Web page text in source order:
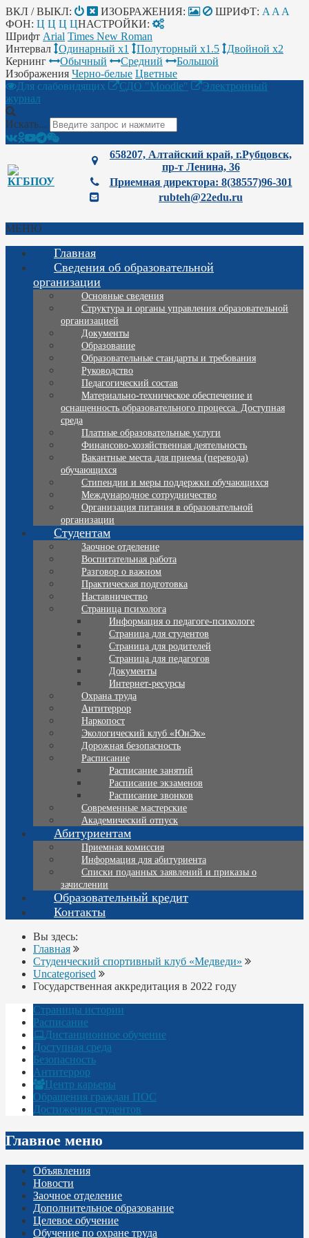
ВКЛ / ВЫКЛ: ИЗОБРАЖЕНИЯ: ШРИФТ: A A A
ФОН: Ц Ц Ц ЦНАСТРОЙКИ:
Шрифт Arial Times New Roman
Интервал
Одинарный х1 Полуторный х1.5
Двойной х2
Кернинг
Обычный Средний
Большой
Изображения Черно-белые Цветные
Для слабовидящих
СДО "Moodle"
Электронный
журнал
Искать...
658207, Алтайский край, г.Рубцовск,
пр-т Ленина, 36
Приемная директора: 8(38557)96-301
rubteh@22edu.ru
МЕНЮ
Главная
Сведения об образовательной
организации
Основные сведения
Структура и органы управления образовательной
организацией
Документы
Образование
Образовательные стандарты и требования
Руководство
Педагогический состав
Материально-техническое обеспечение и
оснащенность образовательного процесса. Доступная
среда
Платные образовательные услуги
Финансово-хозяйственная деятельность
Вакантные места для приема (перевода)
обучающихся
Стипендии и меры поддержки обучающихся
Международное сотрудничество
Организация питания в образовательной
организации
Студентам
Заочное отделение
Воспитательная работа
Разговор о важном
Практическая подготовка
Наставничество
Страница психолога
Информация о педагоге-психологе
Страница для студентов
Страница для родителей
Страница для педагогов
Документы
Интернет-ресурсы
Охрана труда
Антитеррор
Наркопост
Экологический клуб «ЮнЭк»
Дорожная безопасность
Расписание
Расписание занятий
Расписание экзаменов
Расписание звонков
Современные мастерские
Академический отпуск
Абитуриентам
Приемная комиссия
Информация для абитуриента
Списки поданных заявлений и приказы о
зачислении
Образовательный кредит
Контакты
Вы здесь:
Главная
Студенческий спортивный клуб «Медведи»
Uncategorised
Государственная аккредитация в 2022 году
Страницы истории
Расписание
Дистанционное обучение
Доступная среда
Безопасность
Антитеррор
Центр карьеры
Обращения граждан ПОС
Достижения студентов
Главное меню
Объявления
Новости
Заочное отделение
Дополнительное образование
Целевое обучение
Обучение по охране труда